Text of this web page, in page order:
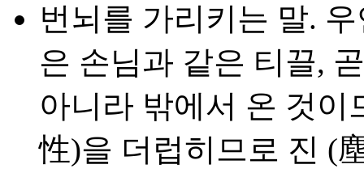
번뇌를 가리키는 말.
은 손님과 같은 티끌,
아니라 밖에서 온 것이
性)을 더럽히므로 진 (